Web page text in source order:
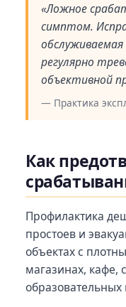
«Ложное
симптом.
регулярно
объективной
— Практика
Как
Профилактика
простоев и
объектах с
магазинах, кафе,